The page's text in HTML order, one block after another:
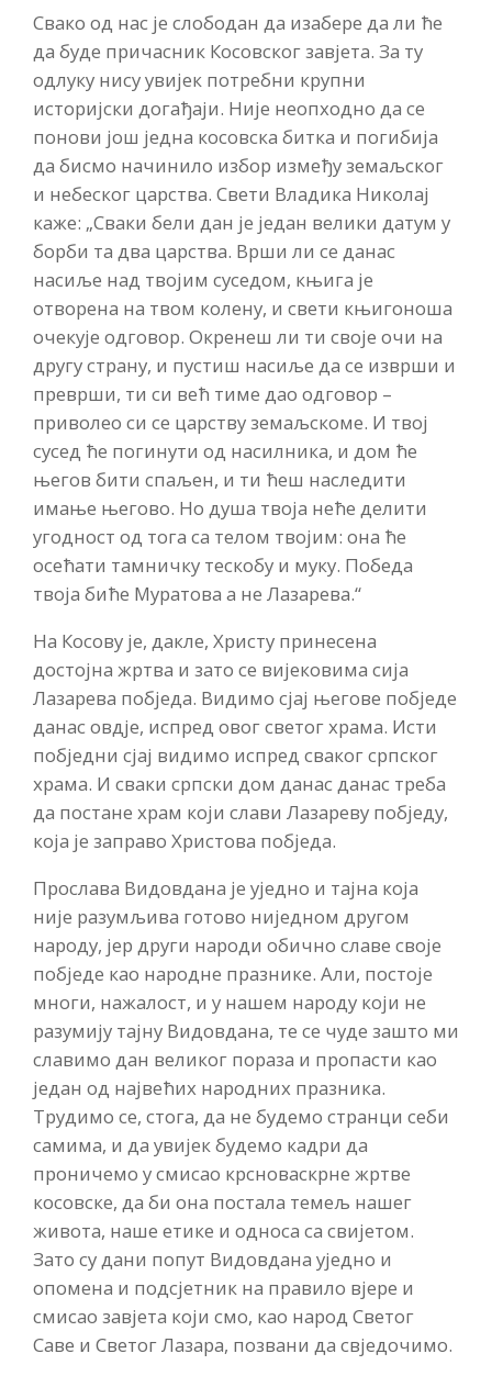
Свако од нас је слободан да изабере да ли ће
да буде причасник Косовског завјета. За ту
одлуку нису увијек потребни крупни
историјски догађаји. Није неопходно да се
понови још једна косовска битка и погибија
да бисмо начинило избор између земаљског
и небеског царства. Свети Владика Николај
каже: „Сваки бели дан је један велики датум у
борби та два царства. Врши ли се данас
насиље над твојим суседом, књига је
отворена на твом колену, и свети књигоноша
очекује одговор. Окренеш ли ти своје очи на
другу страну, и пустиш насиље да се изврши и
преврши, ти си већ тиме дао одговор –
приволео си се царству земаљскоме. И твој
сусед ће погинути од насилника, и дом ће
његов бити спаљен, и ти ћеш наследити
имање његово. Но душа твоја неће делити
угодност од тога са телом твојим: она ће
осећати тамничку тескобу и муку. Победа
твоја биће Муратова а не Лазарева.“
На Косову је, дакле, Христу принесена
достојна жртва и зато се вијековима сија
Лазарева побједа. Видимо сјај његове побједе
данас овдје, испред овог светог храма. Исти
побједни сјај видимо испред сваког српског
храма. И сваки српски дом данас данас треба
да постане храм који слави Лазареву побједу,
која је заправо Христова побједа.
Прослава Видовдана је уједно и тајна која
није разумљива готово ниједном другом
народу, јер други народи обично славе своје
побједе као народне празнике. Али, постоје
многи, нажалост, и у нашем народу који не
разумију тајну Видовдана, те се чуде зашто ми
славимо дан великог пораза и пропасти као
један од највећих народних празника.
Трудимо се, стога, да не будемо странци себи
самима, и да увијек будемо кадри да
проничемо у смисао крсноваскрне жртве
косовске, да би она постала темељ нашег
живота, наше етике и односа са свијетом.
Зато су дани попут Видовдана уједно и
опомена и подсјетник на правило вјере и
смисао завјета који смо, као народ Светог
Саве и Светог Лазара, позвани да свједочимо.